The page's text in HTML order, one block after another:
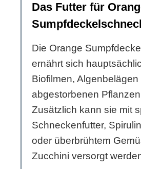
Das Futter für
Die Orange
ernährt sich
Biofilmen, Algenbelägen
abgestorbenen
Zusätzlich kann sie mit
Schneckenfutter,
oder überbrühtem
Zucchini versorgt